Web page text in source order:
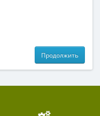
Продолжить